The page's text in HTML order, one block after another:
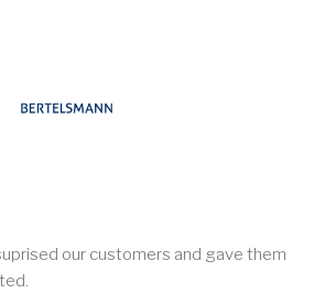
our customers and gave them